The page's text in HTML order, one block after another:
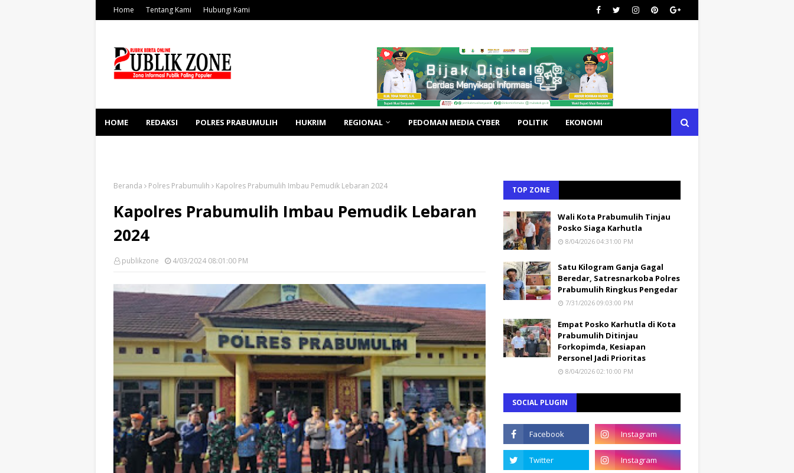
Home Tentang Kami Hubungi Kami
HOME REDAKSI POLRES PRABUMULIH HUKRIM REGIONAL PEDOMAN MEDIA CYBER POLITIK EKONOMI
Beranda Polres Prabumulih Kapolres Prabumulih Imbau Pemudik Lebaran 2024
Kapolres Prabumulih Imbau Pemudik Lebaran
2024
publikzone 4/03/2024 08:01:00 PM
TOP ZONE
Wali Kota Prabumulih Tinjau
Posko Siaga Karhutla
8/04/2026 04:31:00 PM
Satu Kilogram Ganja Gagal
Beredar, Satresnarkoba Polres
Prabumulih Ringkus Pengedar
7/31/2026 09:03:00 PM
Empat Posko Karhutla di Kota
Prabumulih Ditinjau
Forkopimda, Kesiapan
Personel Jadi Prioritas
8/04/2026 02:10:00 PM
SOCIAL PLUGIN